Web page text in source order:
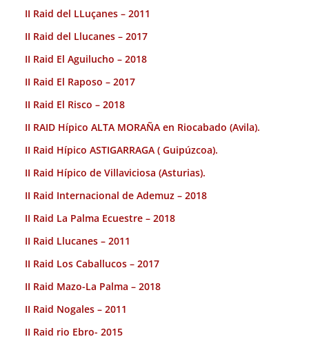
II Raid del LLuçanes – 2011
II Raid del Llucanes – 2017
II Raid El Aguilucho – 2018
II Raid El Raposo – 2017
II Raid El Risco – 2018
II RAID Hípico ALTA MORAÑA en Riocabado (Avila).
II Raid Hípico ASTIGARRAGA ( Guipúzcoa).
II Raid Hípico de Villaviciosa (Asturias).
II Raid Internacional de Ademuz – 2018
II Raid La Palma Ecuestre – 2018
II Raid Llucanes – 2011
II Raid Los Caballucos – 2017
II Raid Mazo-La Palma – 2018
II Raid Nogales – 2011
II Raid rio Ebro- 2015